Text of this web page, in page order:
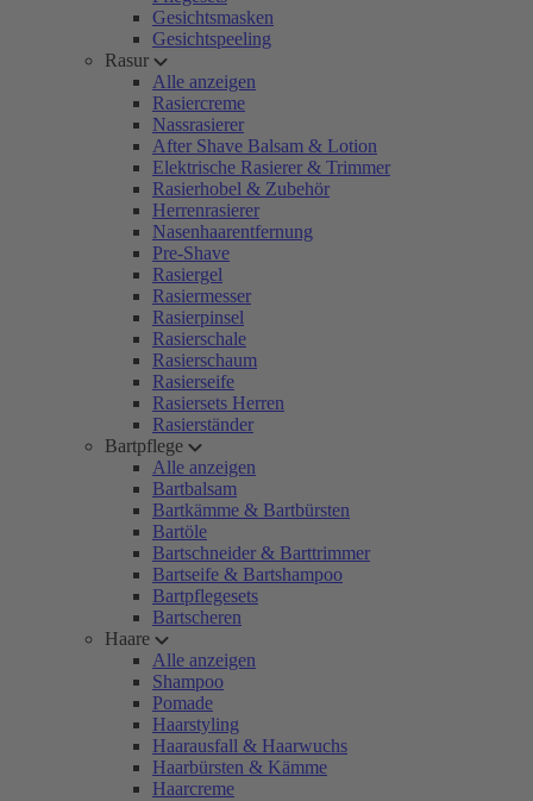
Gesichtsmasken
Gesichtspeeling
Rasur
Alle anzeigen
Rasiercreme
Nassrasierer
After Shave Balsam & Lotion
Elektrische Rasierer & Trimmer
Rasierhobel & Zubehör
Herrenrasierer
Nasenhaarentfernung
Pre-Shave
Rasiergel
Rasiermesser
Rasierpinsel
Rasierschale
Rasierschaum
Rasierseife
Rasiersets Herren
Rasierständer
Bartpflege
Alle anzeigen
Bartbalsam
Bartkämme & Bartbürsten
Bartöle
Bartschneider & Barttrimmer
Bartseife & Bartshampoo
Bartpflegesets
Bartscheren
Haare
Alle anzeigen
Shampoo
Pomade
Haarstyling
Haarausfall & Haarwuchs
Haarbürsten & Kämme
Haarcreme